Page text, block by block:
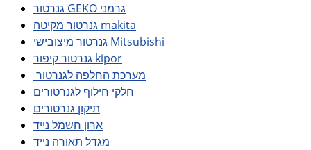
גנרטור GEKO גרמני
גנרטור מקיטה makita
גנרטור מיצובישי Mitsubishi
גנרטור קיפור kipor
מערכת החלפה לגנרטור
חלקי חילוף לגנרטורים
תיקון גנרטורים
ארון חשמל נייד
מגדל תאורה נייד